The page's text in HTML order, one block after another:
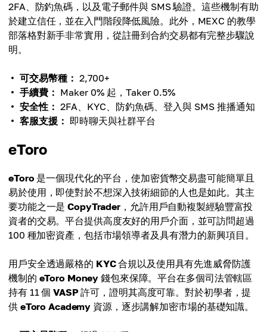
2FA、防釣魚碼，以及電子郵件與 SMS 驗證。這些機制有助
於建立信任，並在入門階段降低風險。此外，MEXC 的教學
部落格對新手非常實用，從註冊到合約交易都有完整步驟說
明。
可交易幣種： 2,700+
手續費： Maker 0% 起，Taker 0.5%
安全性： 2FA、KYC、防釣魚碼、登入與 SMS 推播通知
客服支援： 即時聊天與社群平台
eToro
eToro是一個現代化的平台，使加密貨幣交易盡可能簡單且
易於使用，即使對於不想深入技術細節的人也是如此。其主
要功能之一是CopyTrader，允許用戶自動複製經驗豐富投
資者的交易。平台提供高度友好的用戶介面，並可訪問超過
100 種加密資產，包括市場領導者及具有潛力的新興項目。
用戶安全透過嚴格的 KYC合規以及使用具有先進威脅防護
機制的 eToro Money 錢包來保障。平台在多個司法管轄區
持有 11 個VASP許可，證明其高度可靠。對於初學者，提
供 eToro Academy 資源，逐步講解加密市場的基礎知識。